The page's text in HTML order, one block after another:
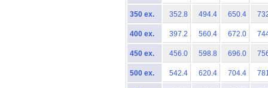
350 ex. 352.8 494.4 650.4
400 ex. 397.2 560.4 672.0
450 ex. 456.0 598.8 696.0
500 ex. 542.4 620.4 704.4